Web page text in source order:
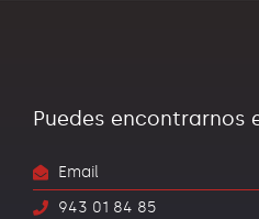
Puedes encontrarnos
Email
943 01 84 85